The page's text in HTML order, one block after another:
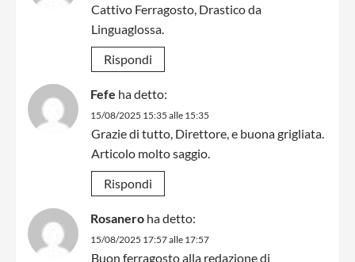
Cattivo Ferragosto, Drastico da
Linguaglossa.
Rispondi
Fefe ha detto:
15/08/2025 15:35 alle 15:35
Grazie di tutto, Direttore, e buona grigliata.
Articolo molto saggio.
Rispondi
Rosanero ha detto:
15/08/2025 17:57 alle 17:57
Buon ferragosto alla redazione di